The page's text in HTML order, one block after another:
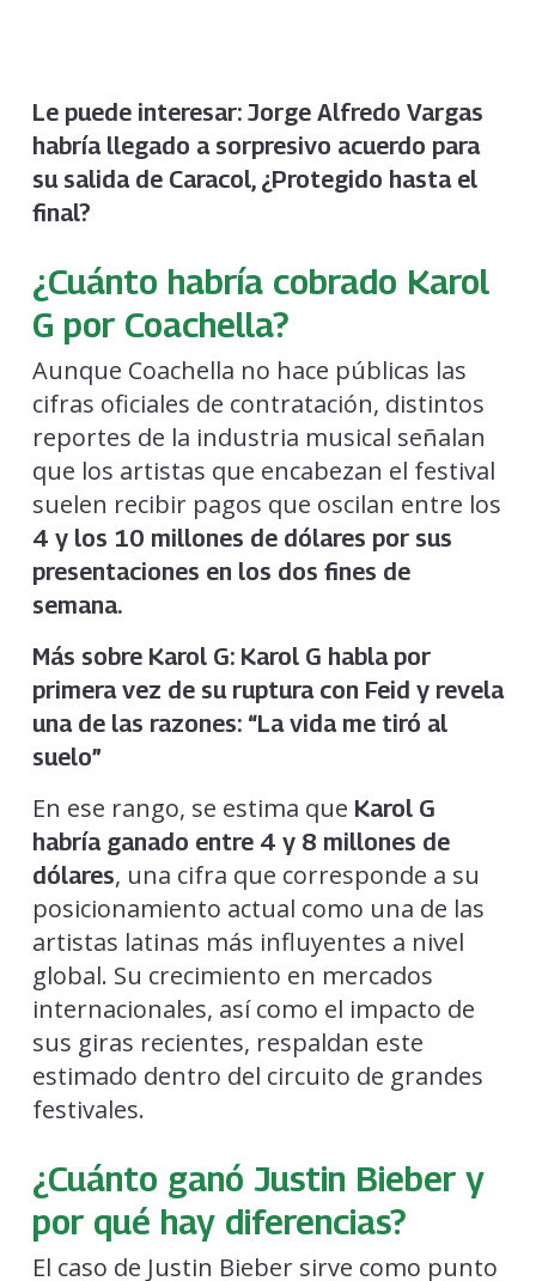
Le puede interesar: Jorge Alfredo Vargas
habría llegado a sorpresivo acuerdo para
su salida de Caracol, ¿Protegido hasta el
final?
¿Cuánto habría cobrado Karol
G por Coachella?
Aunque Coachella no hace públicas las
cifras oficiales de contratación, distintos
reportes de la industria musical señalan
que los artistas que encabezan el festival
suelen recibir pagos que oscilan entre los
4 y los 10 millones de dólares por sus
presentaciones en los dos fines de
semana.
Más sobre Karol G: Karol G habla por
primera vez de su ruptura con Feid y revela
una de las razones: “La vida me tiró al
suelo”
En ese rango, se estima que Karol G
habría ganado entre 4 y 8 millones de
dólares, una cifra que corresponde a su
posicionamiento actual como una de las
artistas latinas más influyentes a nivel
global. Su crecimiento en mercados
internacionales, así como el impacto de
sus giras recientes, respaldan este
estimado dentro del circuito de grandes
festivales.
¿Cuánto ganó Justin Bieber y
por qué hay diferencias?
El caso de Justin Bieber sirve como punto